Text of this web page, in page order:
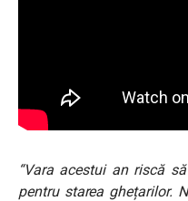
“Vara acestui an riscă
pentru starea ghețarilor.